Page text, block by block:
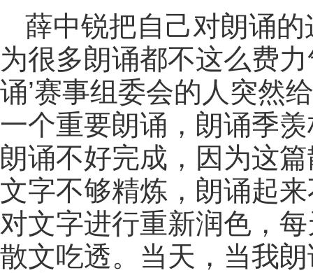
薛中锐把自己对朗诵的
为很多朗诵都不这么费
诵’赛事组委会的人突然
一个重要朗诵，朗诵季
朗诵不好完成，因为这
文字不够精炼，朗诵起
对文字进行重新润色，
散文吃透。当天，当我